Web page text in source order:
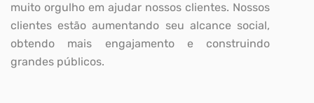
muito orgulho em ajudar nossos clientes. Nossos
clientes estão aumentando seu alcance social,
obtendo mais engajamento e construindo
grandes públicos.